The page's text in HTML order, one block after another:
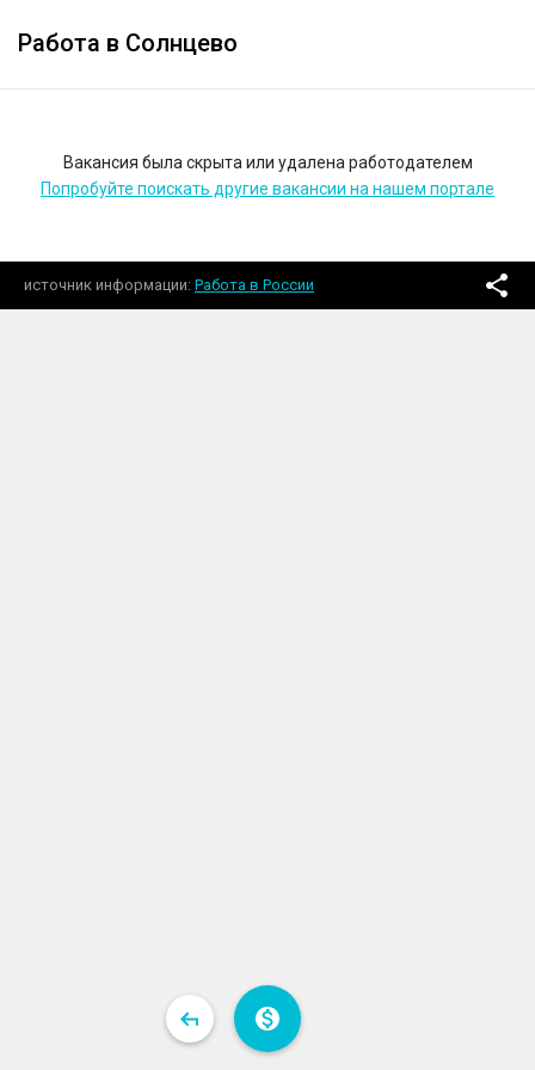
Работа в Солнцево
Вакансия была скрыта или удалена работодателем
Попробуйте поискать другие вакансии на нашем портале
источник информации Работа в России